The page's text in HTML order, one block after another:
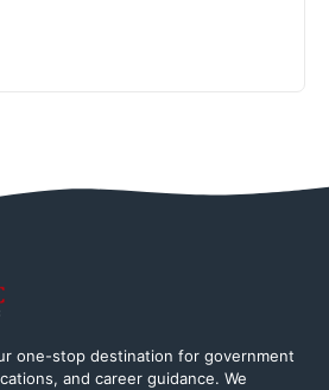
one-stop destination for government
and career guidance. We